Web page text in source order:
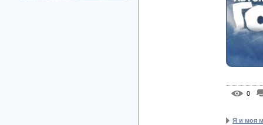
0
Я и моя